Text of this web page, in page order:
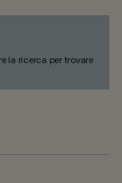
la ricerca per trovare